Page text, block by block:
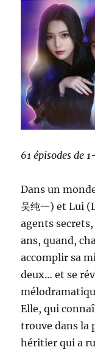
61 épisodes de
Dans un
吴纯一) et Lui
agents
ans, quand,
accomplir sa
deux… et se
Elle, qui
trouve dans la
héritier qui a